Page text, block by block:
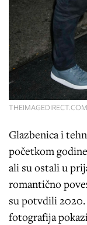
Glazbenica i
početkom
ali su ostali u
romantično
su potvdili 2020.
fotografija